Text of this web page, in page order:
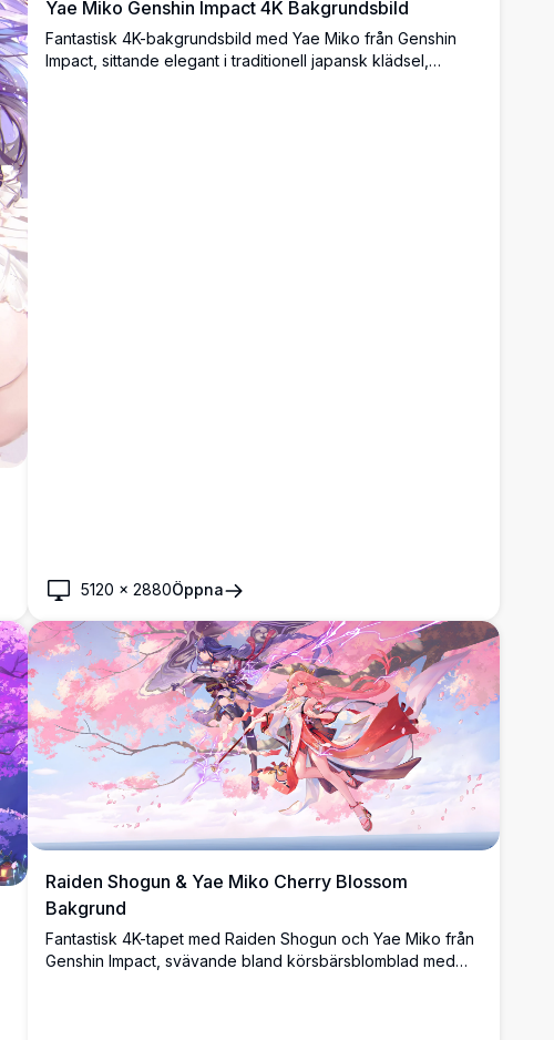
Yae Miko Genshin Impact 4K Bakgrundsbild
Fantastisk 4K-bakgrundsbild med Yae Miko från Genshin
Impact, sittande elegant i traditionell japansk klädsel,
5120 × 2880Öppna
Raiden Shogun & Yae Miko Cherry Blossom
Bakgrund
Fantastisk 4K-tapet med Raiden Shogun och Yae Miko från
Genshin Impact, svävande bland körsbärsblomblad med